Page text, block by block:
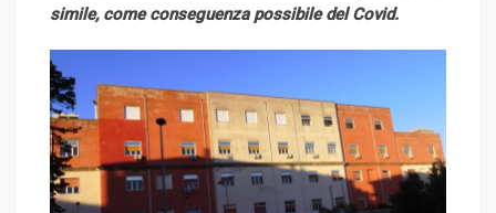
simile, come conseguenza possibile del Covid.